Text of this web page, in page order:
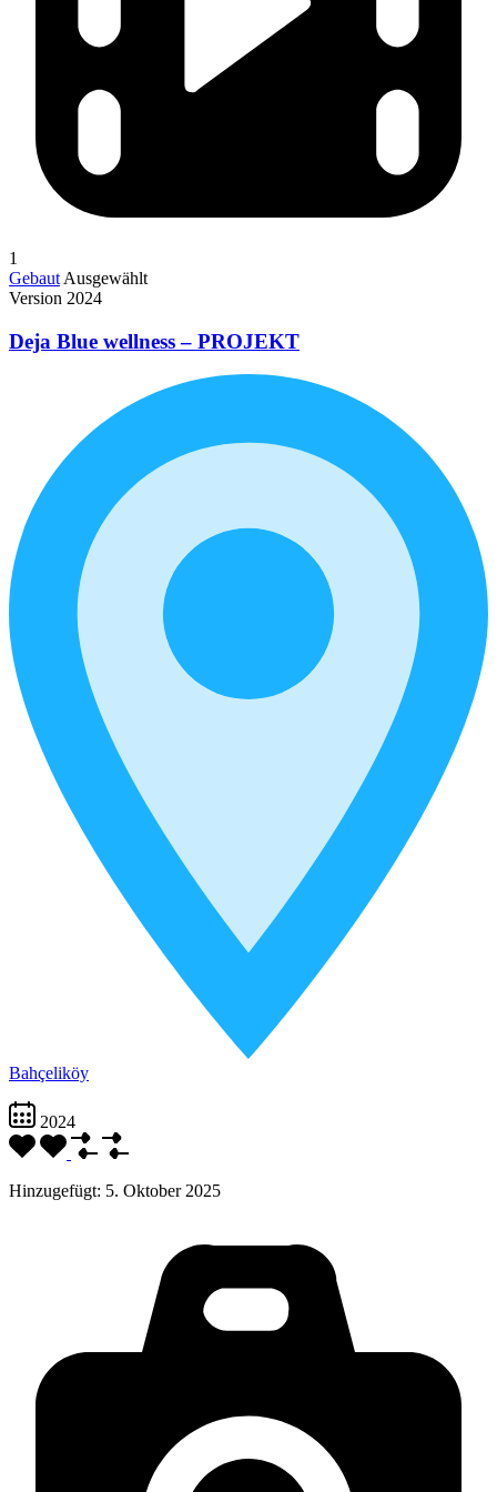
1
Gebaut Ausgewählt
Version 2024
Deja Blue wellness – PROJEKT
Bahçeliköy
2024
Hinzugefügt: 5. Oktober 2025